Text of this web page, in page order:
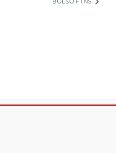
BOLSO FTNS